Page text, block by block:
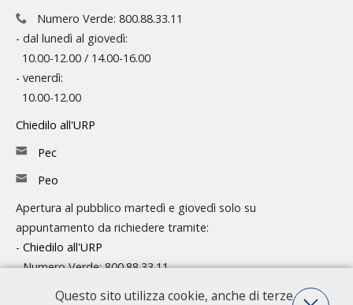
Numero Verde: 800.88.33.11
- dal lunedì al giovedì:
10.00-12.00 / 14.00-16.00
- venerdì:
10.00-12.00
Chiedilo all'URP
Pec
Peo
Apertura al pubblico martedì e giovedì solo su
appuntamento da richiedere tramite:
- Chiedilo all'URP
- Numero Verde: 800.88.33.11
Consulta l'organigramma
Questo sito utilizza cookie, anche di terze